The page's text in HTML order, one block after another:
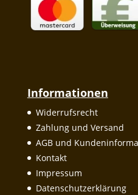
Informationen
Widerrufsrecht
Zahlung und Versand
AGB und
Kontakt
Impressum
Datenschutzerklärung